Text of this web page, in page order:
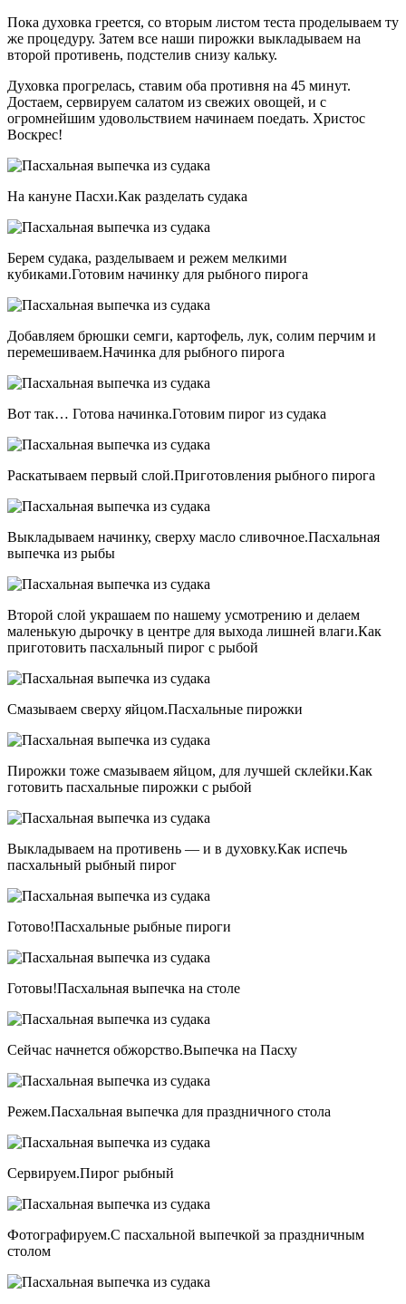
Пока духовка греется, со вторым листом теста проделываем ту
же процедуру. Затем все наши пирожки выкладываем на
второй противень, подстелив снизу кальку.
Духовка прогрелась, ставим оба противня на 45 минут.
Достаем, сервируем салатом из свежих овощей, и с
огромнейшим удовольствием начинаем поедать. Христос
Воскрес!
На кануне Пасхи.Как разделать судака
Берем судака, разделываем и режем мелкими
кубиками.Готовим начинку для рыбного пирога
Добавляем брюшки семги, картофель, лук, солим перчим и
перемешиваем.Начинка для рыбного пирога
Вот так… Готова начинка.Готовим пирог из судака
Раскатываем первый слой.Приготовления рыбного пирога
Выкладываем начинку, сверху масло сливочное.Пасхальная
выпечка из рыбы
Второй слой украшаем по нашему усмотрению и делаем
маленькую дырочку в центре для выхода лишней влаги.Как
приготовить пасхальный пирог с рыбой
Смазываем сверху яйцом.Пасхальные пирожки
Пирожки тоже смазываем яйцом, для лучшей склейки.Как
готовить пасхальные пирожки с рыбой
Выкладываем на противень — и в духовку.Как испечь
пасхальный рыбный пирог
Готово!Пасхальные рыбные пироги
Готовы!Пасхальная выпечка на столе
Сейчас начнется обжорство.Выпечка на Пасху
Режем.Пасхальная выпечка для праздничного стола
Сервируем.Пирог рыбный
Фотографируем.С пасхальной выпечкой за праздничным
столом